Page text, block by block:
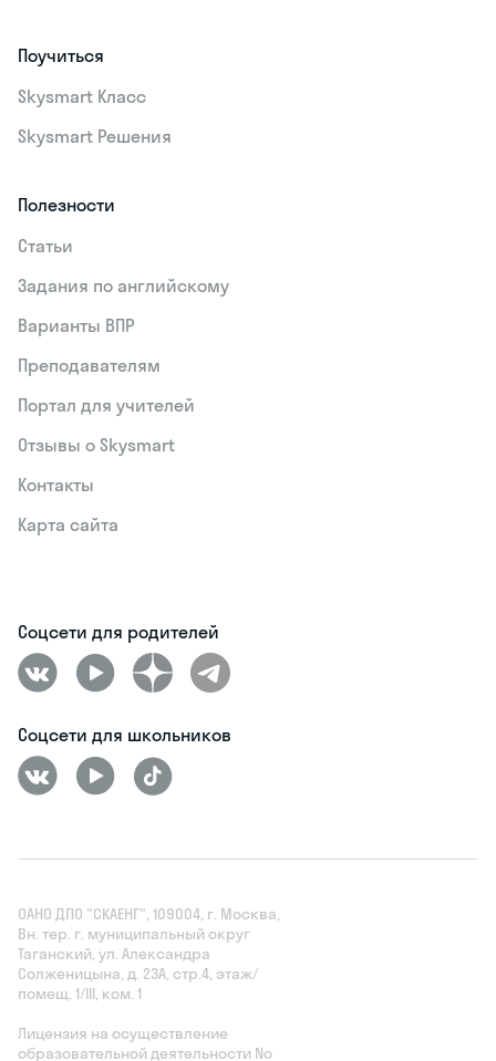
Поучиться
Skysmart Класс
Skysmart Решения
Полезности
Статьи
Задания по английскому
Варианты ВПР
Преподавателям
Портал для учителей
Отзывы о Skysmart
Контакты
Карта сайта
Соцсети для родителей
Соцсети для школьников
ОАНО ДПО "СКАЕНГ", 109004, г. Москва,
Вн. тер. г. муниципальный округ
Таганский, ул. Александра
Солженицына, д. 23А, стр.4, этаж/
помещ. 1/III, ком. 1
Лицензия на осуществление
образовательной деятельности No